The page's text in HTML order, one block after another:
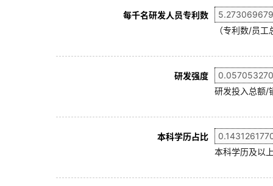
每千名研发人员专利数
（专利数/员
研发强度
研发投入总额/
本科学历占比
本科学历及以